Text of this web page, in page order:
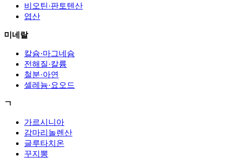
비오틴·판토텐산
엽산
미네랄
칼슘·마그네슘
전해질·칼륨
철분·아연
셀레늄·요오드
ㄱ
가르시니아
감마리놀렌산
글루타치온
꾸지뽕